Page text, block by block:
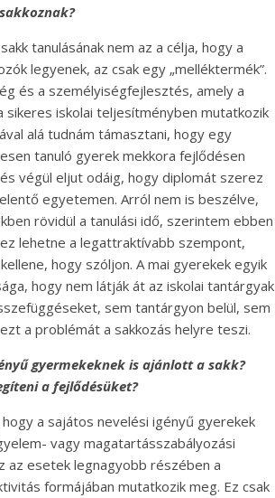
tanulásának nem az a célja, hogy a
legyenek, az csak egy „melléktermék”.
és a személyiségfejlesztés, amely a
sikeres iskolai teljesítményben mutatkozik
alá tudnám támasztani, hogy egy
tanuló gyerek mekkora fejlődésen
végül eljut odáig, hogy diplomát szerez
egyetemen. Arról nem is beszélve,
rövidül a tanulási idő, szerintem ebben
lehetne a legattraktívabb szempont,
hogy szóljon. A mai gyerekek egyik
hogy nem látják át az iskolai tantárgyak
sem tantárgyon belül, sem
a problémát a sakkozás helyre teszi.
gyermekeknek is ajánlott a sakk?
a fejlődésüket?
a sajátos nevelési igényű gyerekek
vagy magatartásszabályozási
az esetek legnagyobb részében a
formájában mutatkozik meg. Ez csak